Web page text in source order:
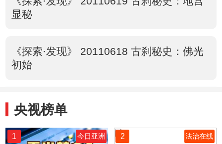
显秘
《探索·发现》 20110618 古刹秘史：佛光
初始
央视榜单
1 今日亚洲 2 法治在线